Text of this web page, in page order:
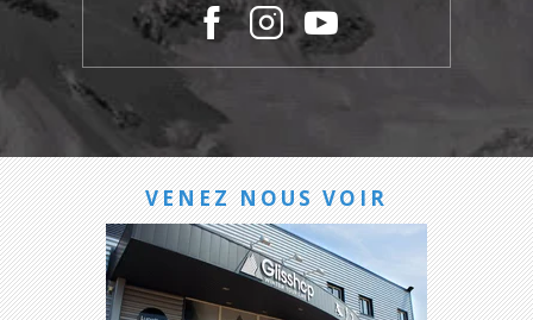
VENEZ NOUS VOIR